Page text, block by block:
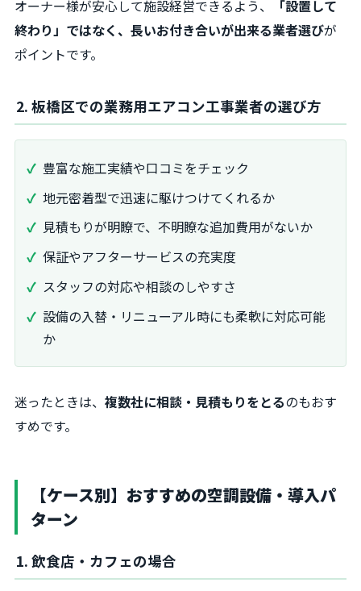
オーナー様が安心して施設経営できるよう、
「設置して
終わり」ではなく、長いお付き合いが出来る業者選びが
ポイントです。
2. 板橋区での業務用エアコン工事業者の選び方
豊富な施工実績や口コミをチェック
地元密着型で迅速に駆けつけてくれるか
見積もりが明瞭で、不明瞭な追加費用がないか
保証やアフターサービスの充実度
スタッフの対応や相談のしやすさ
設備の入替・リニューアル時にも柔軟に対応可能
か
迷ったときは、 複数社に相談・見積もりをとるのもおす
すめです。
【ケース別】おすすめの空調設備・導入パ
ターン
1. 飲食店・カフェの場合